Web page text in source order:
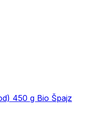
450 g Bio Špajz